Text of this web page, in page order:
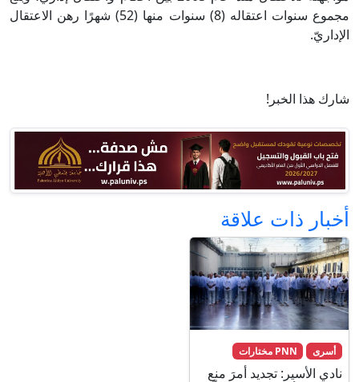
مجموع سنوات اعتقاله (8) سنوات منها (52) شهرًا رهن الاعتقال
الإداريّ.
شارك هذا الخبر!
أخبار ذات علاقة
أسرى PNN مختارات
نادي الأسير: تجديد أمرَ منع